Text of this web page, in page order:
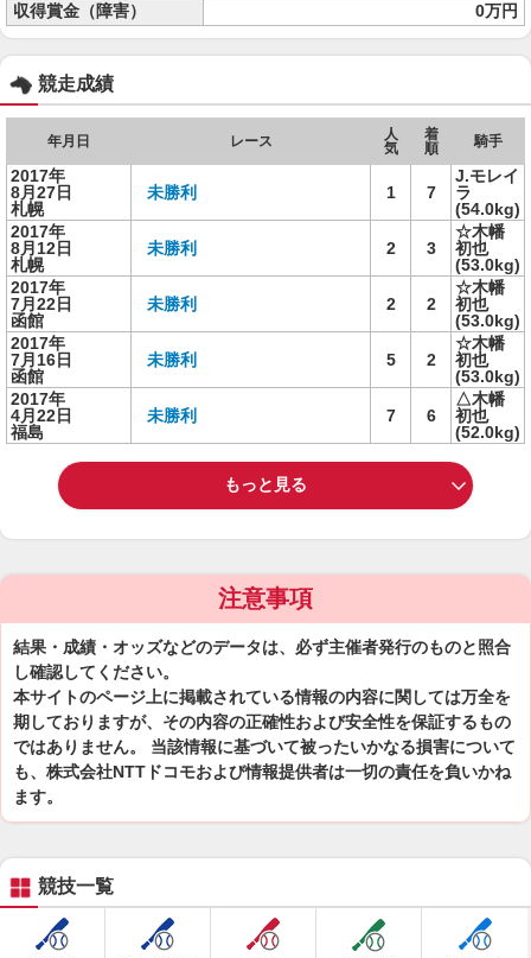
収得賞金（障害）
0万円
競走成績
年月日 レース
人
気
着
順
騎手
2017年
8月27日
札幌
未勝利 1 7
J.モレイ
ラ
(54.0kg)
2017年
8月12日
札幌
未勝利 2 3
☆木幡
初也
(53.0kg)
2017年
7月22日
函館
未勝利 2 2
☆木幡
初也
(53.0kg)
2017年
7月16日
函館
未勝利 5 2
☆木幡
初也
(53.0kg)
2017年
4月22日
福島
未勝利 7 6
△木幡
初也
(52.0kg)
もっと見る
注意事項
結果・成績・オッズなどのデータは、必ず主催者発行のものと照合
し確認してください。
本サイトのページ上に掲載されている情報の内容に関しては万全を
期しておりますが、その内容の正確性および安全性を保証するもの
ではありません。 当該情報に基づいて被ったいかなる損害について
も、株式会社NTTドコモおよび情報提供者は一切の責任を負いかね
ます。
競技一覧